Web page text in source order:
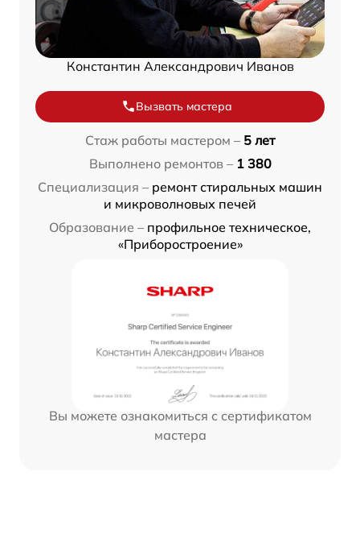
Константин Александрович Иванов
Вызвать мастера
Стаж работы мастером – 5 лет
Выполнено ремонтов – 1 380
Специализация – ремонт стиральных машин
и микроволновых печей
Образование – профильное техническое,
«Приборостроение»
Вы можете ознакомиться с сертификатом
мастера